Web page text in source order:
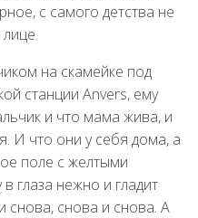
с самого детства не
на скамейке под
станции Anvers, ему
и что мама жива, и
И что они у себя дома, а
поле с желтыми
глаза нежно и гладит
снова, снова и снова. А